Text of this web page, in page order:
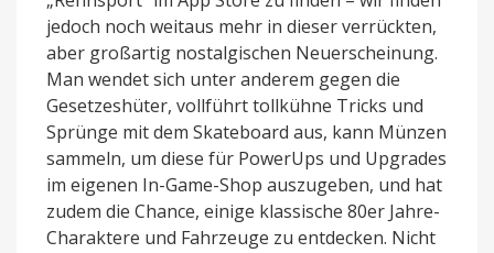
jedoch noch weitaus mehr in dieser verrückten,
aber großartig nostalgischen Neuerscheinung.
Man wendet sich unter anderem gegen die
Gesetzeshüter, vollführt tollkühne Tricks und
Sprünge mit dem Skateboard aus, kann Münzen
sammeln, um diese für PowerUps und Upgrades
im eigenen In-Game-Shop auszugeben, und hat
zudem die Chance, einige klassische 80er Jahre-
Charaktere und Fahrzeuge zu entdecken. Nicht